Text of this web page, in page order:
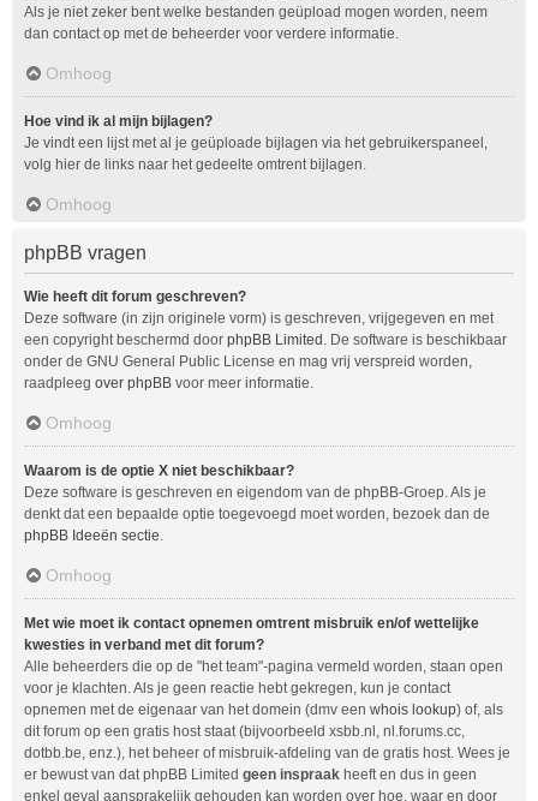
Als je niet zeker bent welke bestanden geüpload mogen worden, neem
dan contact op met de beheerder voor verdere informatie.
Omhoog
Hoe vind ik al mijn bijlagen?
Je vindt een lijst met al je geüploade bijlagen via het gebruikerspaneel,
volg hier de links naar het gedeelte omtrent bijlagen.
Omhoog
phpBB vragen
Wie heeft dit forum geschreven?
Deze software (in zijn originele vorm) is geschreven, vrijgegeven en met
een copyright beschermd door phpBB Limited . De software is beschikbaar
onder de GNU General Public License en mag vrij verspreid worden,
raadpleeg over phpBB voor meer informatie.
Omhoog
Waarom is de optie X niet beschikbaar?
Deze software is geschreven en eigendom van de phpBB-Groep. Als je
denkt dat een bepaalde optie toegevoegd moet worden, bezoek dan de
phpBB Ideeën sectie.
Omhoog
Met wie moet ik contact opnemen omtrent misbruik en/of wettelijke
kwesties in verband met dit forum?
Alle beheerders die op de "het team"-pagina vermeld worden, staan open
voor je klachten. Als je geen reactie hebt gekregen, kun je contact
opnemen met de eigenaar van het domein (dmv een whois lookup) of, als
dit forum op een gratis host staat (bijvoorbeeld xsbb.nl, nl.forums.cc,
dotbb.be, enz.), het beheer of misbruik-afdeling van de gratis host. Wees je
er bewust van dat phpBB Limited geen inspraak heeft en dus in geen
enkel geval aansprakelijk gehouden kan worden over hoe, waar en door